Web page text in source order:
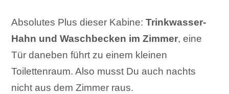
Absolutes Plus dieser Kabine:Trinkwasser-
Hahn und Waschbecken im Zimmer, eine
Tür daneben führt zu einem kleinen
Toilettenraum. Also musst Du auch nachts
nicht aus dem Zimmer raus.